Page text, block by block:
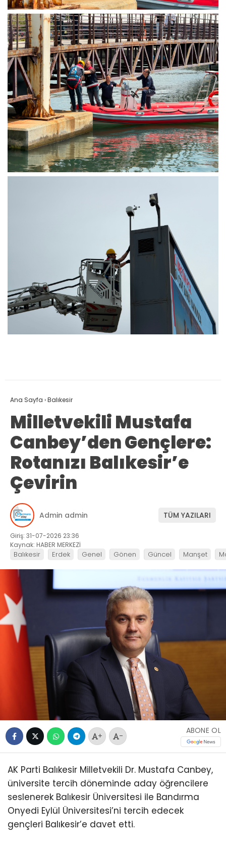
Ana Sayfa ›Balıkesir
Milletvekili Mustafa
Canbey’den Gençlere:
Rotanızı Balıkesir’e
Çevirin
Admin admin TÜM YAZILARI
Giriş: 31-07-2026 23:36
Kaynak: HABER MERKEZİ
Balıkesir Erdek Genel Gönen Güncel Manşet
+ -
ABONE OL
AK Parti Balıkesir Milletvekili Dr. Mustafa Canbey,
üniversite tercih döneminde aday öğrencilere
seslenerek Balıkesir Üniversitesi ile Bandırma
Onyedi Eylül Üniversitesi’ni tercih edecek
gençleri Balıkesir’e davet etti.